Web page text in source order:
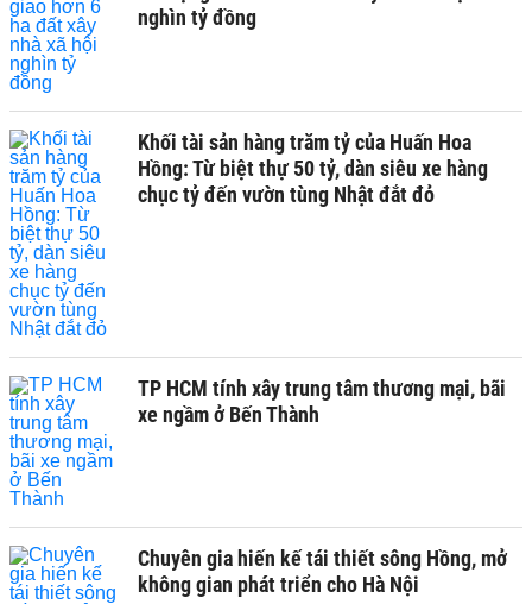
nghìn tỷ đồng
Khối tài sản hàng trăm tỷ của Huấn Hoa
Hồng: Từ biệt thự 50 tỷ, dàn siêu xe hàng
chục tỷ đến vườn tùng Nhật đắt đỏ
TP HCM tính xây trung tâm thương mại, bãi
xe ngầm ở Bến Thành
Chuyên gia hiến kế tái thiết sông Hồng, mở
không gian phát triển cho Hà Nội